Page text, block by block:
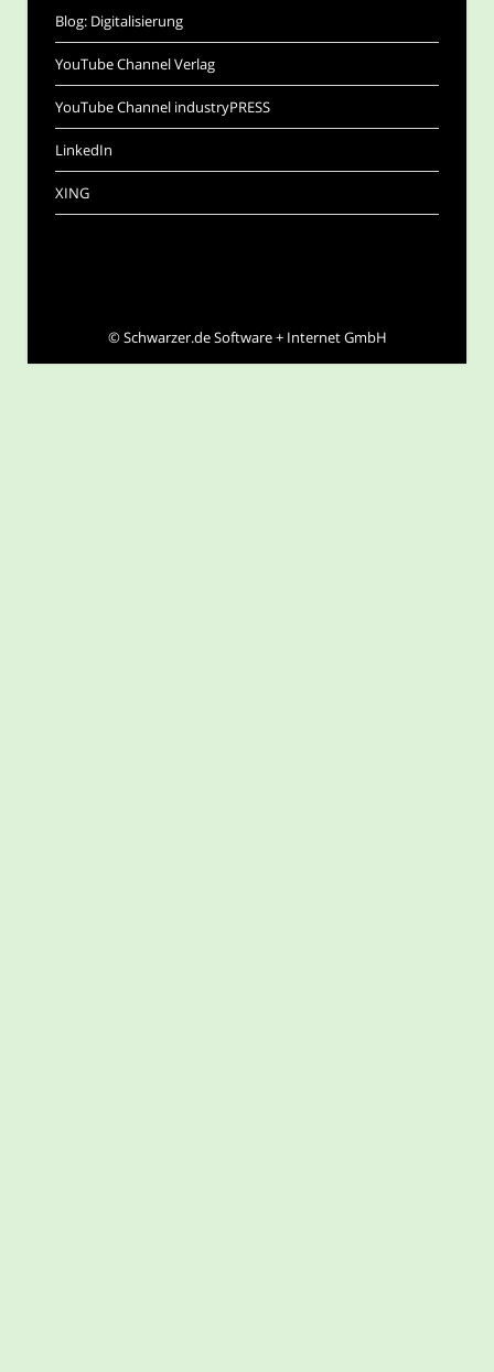
Blog: Digitalisierung
YouTube Channel Verlag
YouTube Channel industryPRESS
LinkedIn
XING
©Schwarzer.de Software + Internet GmbH